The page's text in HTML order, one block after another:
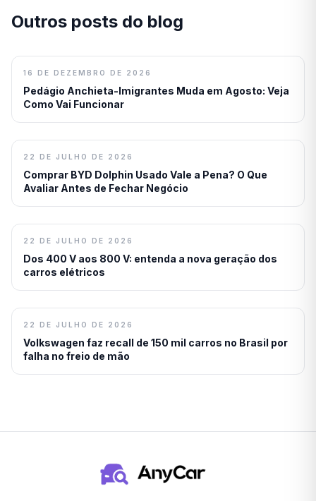
Outros posts do blog
16 DE DEZEMBRO DE 2026
Pedágio Anchieta-Imigrantes Muda em Agosto: Veja
Como Vai Funcionar
22 DE JULHO DE 2026
Comprar BYD Dolphin Usado Vale a Pena? O Que
Avaliar Antes de Fechar Negócio
22 DE JULHO DE 2026
Dos 400 V aos 800 V: entenda a nova geração dos
carros elétricos
22 DE JULHO DE 2026
Volkswagen faz recall de 150 mil carros no Brasil por
falha no freio de mão